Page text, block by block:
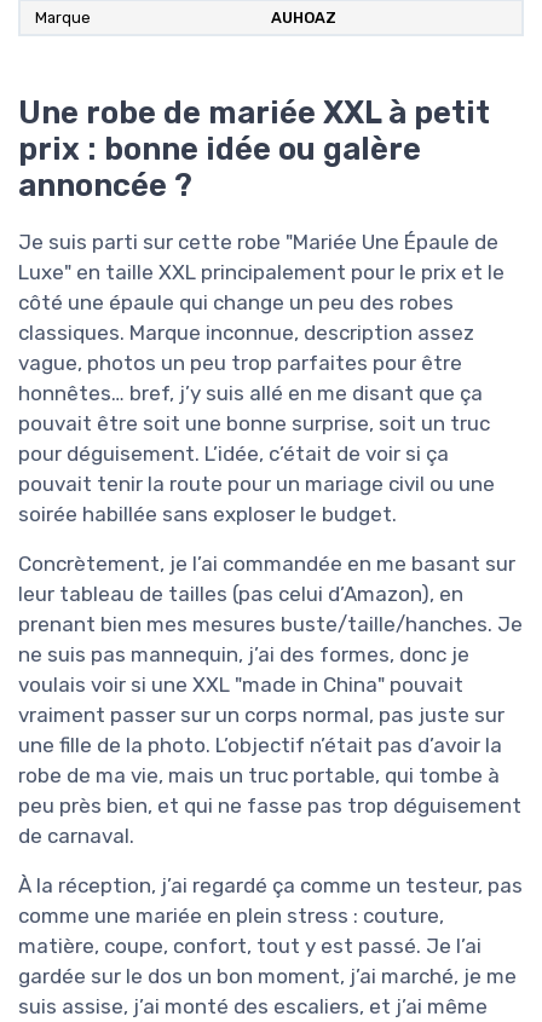
Marque AUHOAZ
Une robe de mariée XXL à petit
prix : bonne idée ou galère
annoncée ?
Je suis parti sur cette robe "Mariée Une Épaule de
Luxe" en taille XXL principalement pour le prix et le
côté une épaule qui change un peu des robes
classiques. Marque inconnue, description assez
vague, photos un peu trop parfaites pour être
honnêtes… bref, j’y suis allé en me disant que ça
pouvait être soit une bonne surprise, soit un truc
pour déguisement. L’idée, c’était de voir si ça
pouvait tenir la route pour un mariage civil ou une
soirée habillée sans exploser le budget.
Concrètement, je l’ai commandée en me basant sur
leur tableau de tailles (pas celui d’Amazon), en
prenant bien mes mesures buste/taille/hanches. Je
ne suis pas mannequin, j’ai des formes, donc je
voulais voir si une XXL "made in China" pouvait
vraiment passer sur un corps normal, pas juste sur
une fille de la photo. L’objectif n’était pas d’avoir la
robe de ma vie, mais un truc portable, qui tombe à
peu près bien, et qui ne fasse pas trop déguisement
de carnaval.
À la réception, j’ai regardé ça comme un testeur, pas
comme une mariée en plein stress : couture,
matière, coupe, confort, tout y est passé. Je l’ai
gardée sur le dos un bon moment, j’ai marché, je me
suis assise, j’ai monté des escaliers, et j’ai même